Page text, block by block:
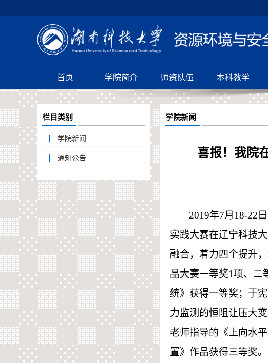
首页 学院简介 师资队伍 本科教学
栏目类别
学院新闻
通知公告
学院新闻
喜报！我院
2019年7月18-22
实践大赛在辽宁科技
融合，着力四个提升
品大赛一等奖1项、二
统》获得一等奖；于
力监测的恒阻让压大
老师指导的《上向水
置》作品获得三等奖。